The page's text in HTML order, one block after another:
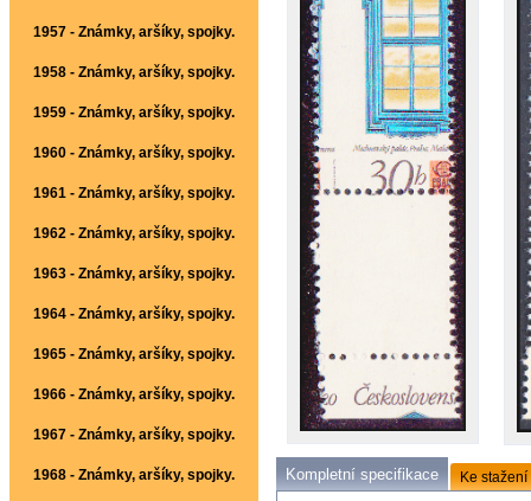
1957 - Známky, aršíky, spojky.
1958 - Známky, aršíky, spojky.
1959 - Známky, aršíky, spojky.
1960 - Známky, aršíky, spojky.
1961 - Známky, aršíky, spojky.
1962 - Známky, aršíky, spojky.
1963 - Známky, aršíky, spojky.
1964 - Známky, aršíky, spojky.
1965 - Známky, aršíky, spojky.
1966 - Známky, aršíky, spojky.
1967 - Známky, aršíky, spojky.
1968 - Známky, aršíky, spojky. Kompletní specifikace Ke stažení